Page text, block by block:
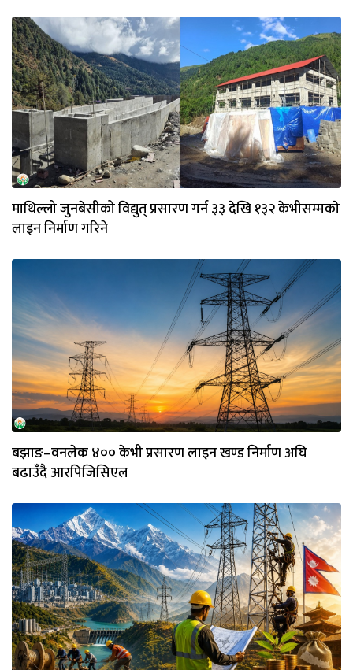
माथिल्लो जुनबेसीको विद्युत् प्रसारण गर्न ३३ देखि १३२ केभीसम्मकाे
लाइन निर्माण गरिने
बझाङ–वनलेक ४०० केभी प्रसारण लाइन खण्ड निर्माण अघि
बढाउँदै आरपिजिसिएल